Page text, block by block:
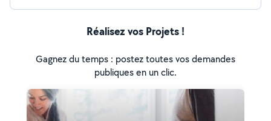
Réalisez vos Projets !
Gagnez du temps : postez toutes vos demandes
publiques en un clic.